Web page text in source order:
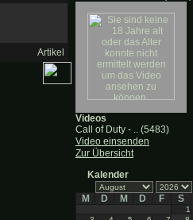
Artikel
Videos
Call of Duty - .. (5483)
Video einsenden
Zur Übersicht
Kalender
M D M D F S
1